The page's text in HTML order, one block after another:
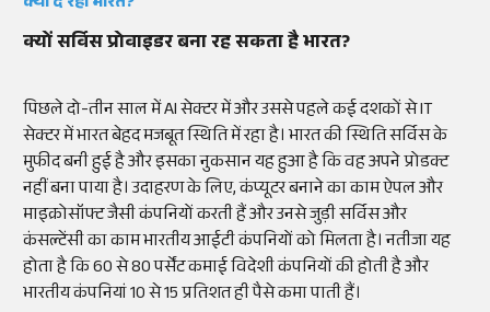
क्यों सर्विस प्रोवाइडर बना रह सकता है भारत?
पिछले दो-तीन साल में AI सेक्टर में और उससे पहले कई दशकों से IT
सेक्टर में भारत बेहद मजबूत स्थिति में रहा है। भारत की स्थिति सर्विस के
मुफीद बनी हुई है और इसका नुकसान यह हुआ है कि वह अपने प्रोडक्ट
नहीं बना पाया है। उदाहरण के लिए, कंप्यूटर बनाने का काम ऐपल और
माइक्रोसॉफ्ट जैसी कंपनियों करती हैं और उनसे जुड़ी सर्विस और
कंसल्टेंसी का काम भारतीय आईटी कंपनियों को मिलता है। नतीजा यह
होता है कि 60 से 80 पर्सेंट कमाई विदेशी कंपनियों की होती है और
भारतीय कंपनियां 10 से 15 प्रतिशत ही पैसे कमा पाती हैं।